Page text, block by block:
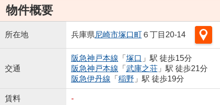
物件概要
所在地 兵庫県尼崎市塚口町６丁目20-14
交通
阪急神戸本線 「 塚口 」駅 徒歩15分
阪急神戸本線 「 武庫之荘」駅 徒歩21分
阪急伊丹線 「 稲野 」駅 徒歩19分
賃料 -